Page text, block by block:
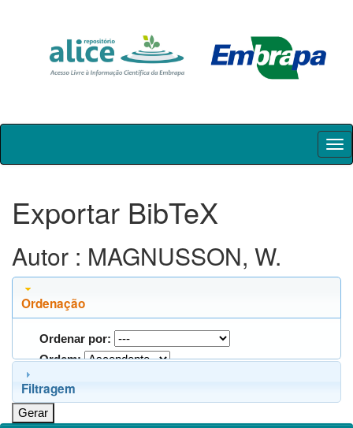
Skip
Exportar BibTeX
Autor : MAGNUSSON, W.
Ordenação
Ordenar por:
Ordem:
Filtragem